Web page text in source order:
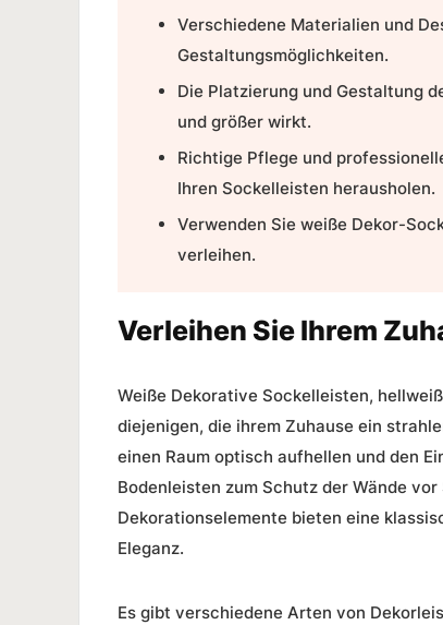
Verschiedene Materialien und
Gestaltungsmöglichkeiten.
Die Platzierung und Gestaltung
und größer wirkt.
Richtige Pflege und
Ihren Sockelleisten herausholen.
Verwenden Sie weiße Dekor-
verleihen.
Verleihen Sie Ihrem
Weiße Dekorative Sockelleisten,
diejenigen, die ihrem Zuhause ein
einen Raum optisch aufhellen und den
Bodenleisten zum Schutz der Wände
Dekorationselemente bieten eine
Eleganz.
Es gibt verschiedene Arten von